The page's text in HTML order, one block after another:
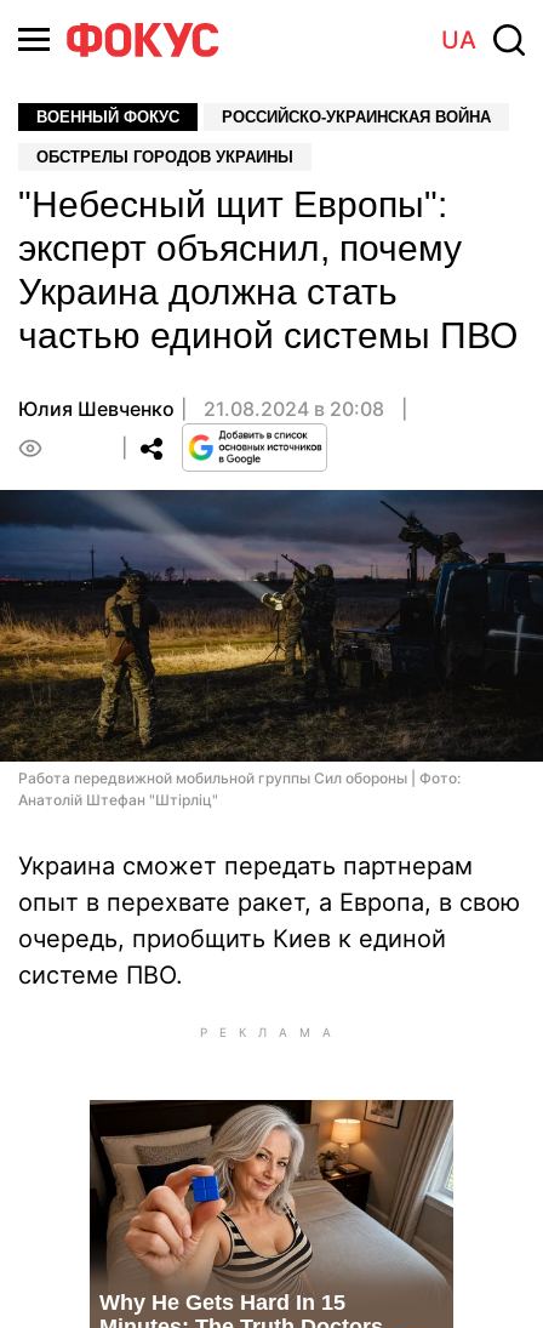
UA
ВОЕННЫЙ ФОКУС РОССИЙСКО-УКРАИНСКАЯ ВОЙНА
ОБСТРЕЛЫ ГОРОДОВ УКРАИНЫ
"Небесный щит Европы":
эксперт объяснил, почему
Украина должна стать
частью единой системы ПВО
Юлия Шевченко
21.08.2024 в 20:08
Работа передвижной мобильной группы Сил обороны | Фото:
Анатолій Штефан "Штірліц"
Украина сможет передать партнерам
опыт в перехвате ракет, а Европа, в свою
очередь, приобщить Киев к единой
системе ПВО.